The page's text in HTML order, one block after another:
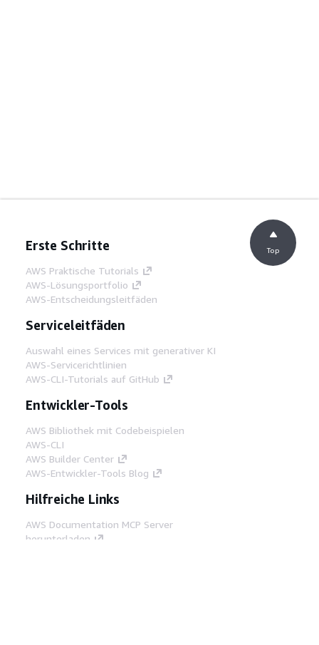
Erste Schritte
AWS Praktische Tutorials
AWS-Lösungsportfolio
AWS-Entscheidungsleitfäden
Serviceleitfäden
Auswahl eines Services mit generativer KI
AWS-Servicerichtlinien
AWS-CLI-Tutorials auf GitHub
Entwickler-Tools
AWS Bibliothek mit Codebeispielen
AWS-CLI
AWS Builder Center
AWS-Entwickler-Tools Blog
Hilfreiche Links
AWS Documentation MCP Server
herunterladen
Top